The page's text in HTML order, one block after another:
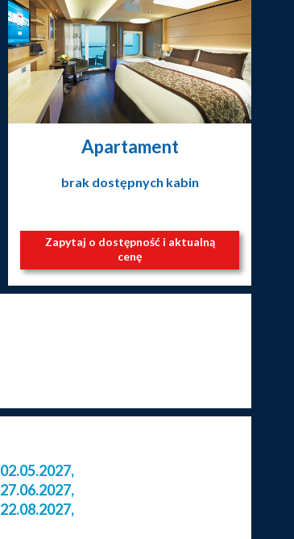
Apartament
brak dostępnych kabin
Zapytaj o dostępność i aktualną
cenę
02.05.2027,
27.06.2027,
22.08.2027,